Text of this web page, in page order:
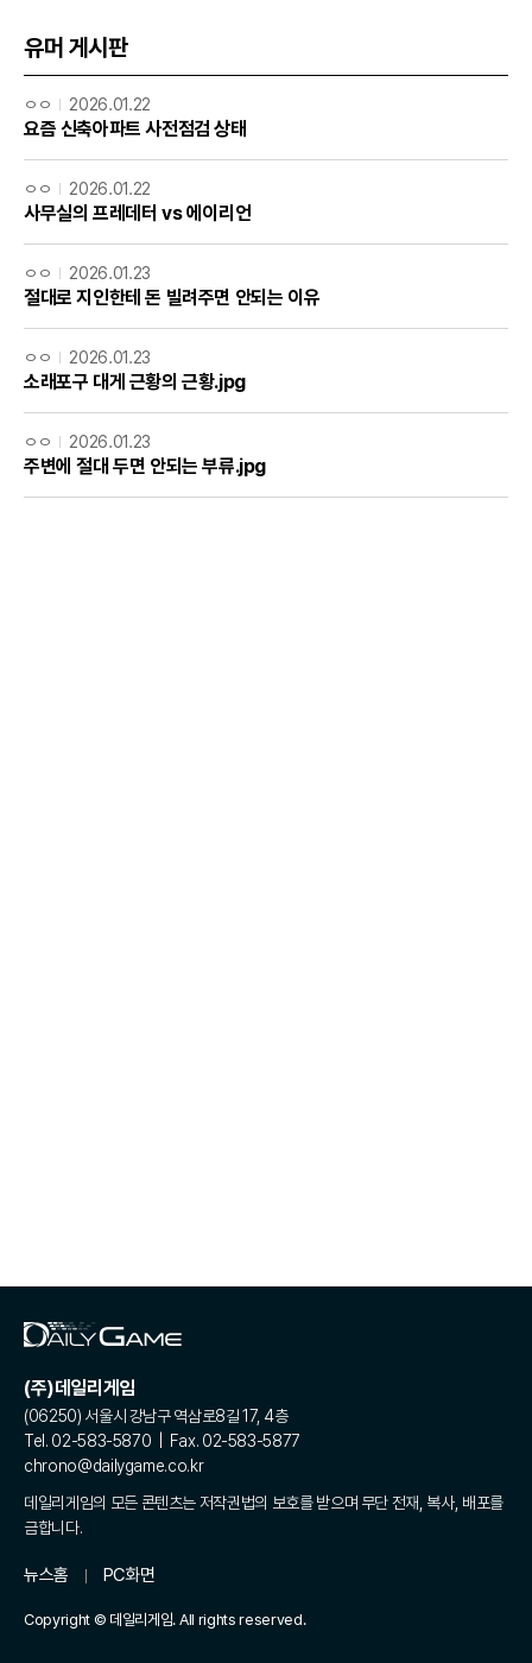
유머 게시판
ㅇㅇ 2026.01.22
요즘 신축아파트 사전점검 상태
ㅇㅇ 2026.01.22
사무실의 프레데터 vs 에이리언
ㅇㅇ 2026.01.23
절대로 지인한테 돈 빌려주면 안되는 이유
ㅇㅇ 2026.01.23
소래포구 대게 근황의 근황.jpg
ㅇㅇ 2026.01.23
주변에 절대 두면 안되는 부류.jpg
(주)데일리게임
(06250) 서울시 강남구 역삼로8길 17, 4층
Tel. 02-583-5870 | Fax. 02-583-5877
chrono@dailygame.co.kr
데일리게임의 모든 콘텐츠는 저작권법의 보호를 받으며 무단 전재, 복사, 배포를
금합니다.
뉴스홈 PC화면
Copyright © 데일리게임. All rights reserved.